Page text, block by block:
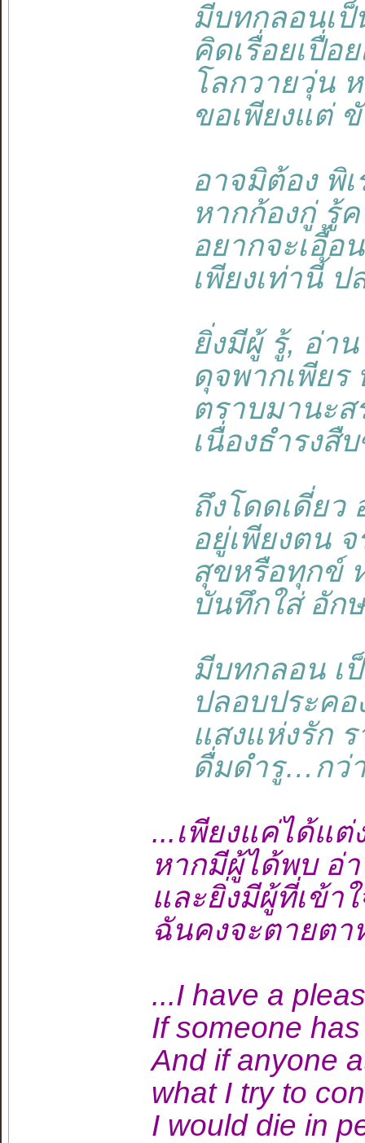
มีบทกลอนเป็
คิดเรื่อยเปื่อย
โลกวายวุ่น ห
ขอเพียงแต่ ขั
อาจมิต้อง พิเ
หากก้องกู่ รู้ค
อยากจะเอื้อน
เพียงเท่านี้ ป
ยิ่งมีผู้ รู้, อ่าน
ดุจพากเพียร
ตราบมานะสร้
เนื่องธำรงสืบ
ถึงโดดเดี่ยว
อยู่เพียงตน จ
สุขหรือทุกข์
บันทึกใส่ อักษ
มีบทกลอน เป็
ปลอบประคอ
แสงแห่งรัก ร
ดื่มดำรู…กว่า
...เพียงแค่ได้แ
หากมีผู้ได้พบ อ่
และยิ่งมีผู้ที่เข้า
ฉันคงจะตายตา
...I have a
If someone
And if anyone
what I try to
I would die in